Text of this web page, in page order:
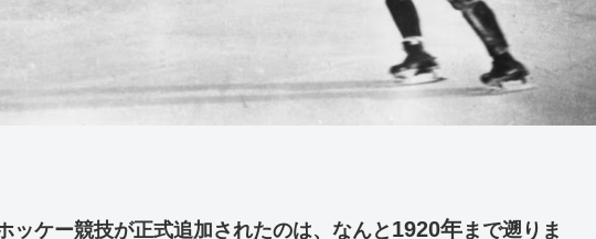
ッケー競技が正式追加されたのは、なんと 1920年まで遡りま